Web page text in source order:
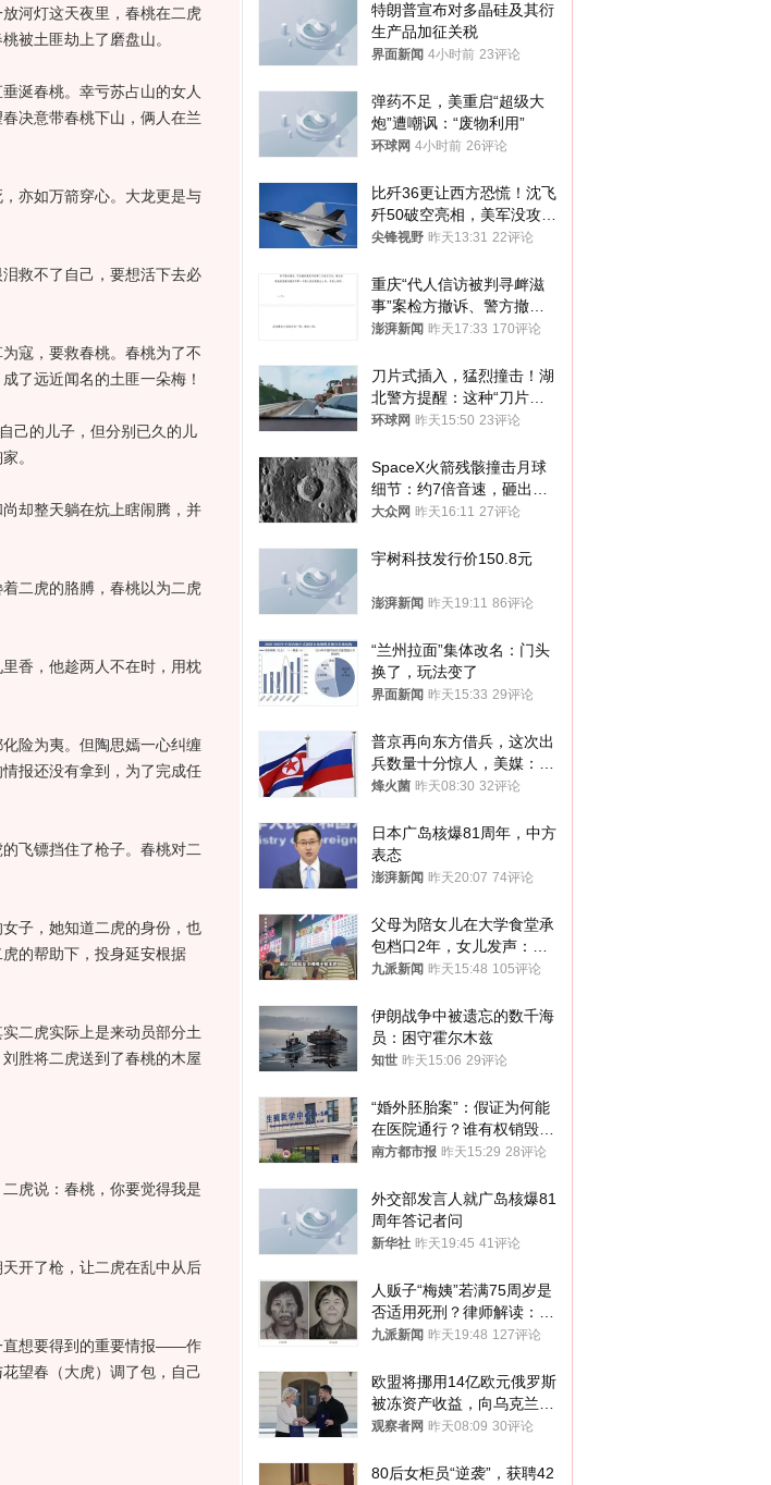
河灯这天夜里，春桃在二虎
被土匪劫上了磨盘山。
涎春桃。幸亏苏占山的女人
决意带春桃下山，俩人在兰
亦如万箭穿心。大龙更是与
救不了自己，要想活下去必
寇，要救春桃。春桃为了不
了远近闻名的土匪一朵梅！
己的儿子，但分别已久的儿
。
却整天躺在炕上瞎闹腾，并
二虎的胳膊，春桃以为二虎
香，他趁两人不在时，用枕
险为夷。但陶思嫣一心纠缠
报还没有拿到，为了完成任
飞镖挡住了枪子。春桃对二
子，她知道二虎的身份，也
的帮助下，投身延安根据
二虎实际上是来动员部分土
胜将二虎送到了春桃的木屋
虎说：春桃，你要觉得我是
开了枪，让二虎在乱中从后
想要得到的重要情报——作
望春（大虎）调了包，自己
特朗普宣布对多晶硅及其衍
生产品加征关税
界面新闻 4小时前 23评论
弹药不足，美重启“超级大
炮”遭嘲讽：“废物利用”
环球网 4小时前 26评论
比歼36更让西方恐慌！沈飞
歼50破空亮相，美军没攻克
的技术被拿下
尖锋视野 昨天13:31 22评论
重庆“代人信访被判寻衅滋
事”案检方撤诉、警方撤
案，两被告人获国赔
澎湃新闻 昨天17:33 170评论
刀片式插入，猛烈撞击！湖
北警方提醒：这种“刀片超
车”，太危险了
环球网 昨天15:50 23评论
SpaceX火箭残骸撞击月球
细节：约7倍音速，砸出直
径约30米撞击坑
大众网 昨天16:11 27评论
宇树科技发行价150.8元
澎湃新闻 昨天19:11 86评论
“兰州拉面”集体改名：门头
换了，玩法变了
界面新闻 昨天15:33 29评论
普京再向东方借兵，这次出
兵数量十分惊人，美媒：俄
朝要动真格？
烽火菌 昨天08:30 32评论
日本广岛核爆81周年，中方
表态
澎湃新闻 昨天20:07 74评论
父母为陪女儿在大学食堂承
包档口2年，女儿发声：初
衷是为了陪伴，毕业后将不
九派新闻 昨天15:48 105评论
伊朗战争中被遗忘的数千海
员：困守霍尔木兹
知世 昨天15:06 29评论
“婚外胚胎案”：假证为何能
在医院通行？谁有权销毁胚
胎？
南方都市报 昨天15:29 28评论
外交部发言人就广岛核爆81
周年答记者问
新华社 昨天19:45 41评论
人贩子“梅姨”若满75周岁是
否适用死刑？律师解读：很
大概率不会被判处死刑
九派新闻 昨天19:48 127评论
欧盟将挪用14亿欧元俄罗斯
被冻资产收益，向乌克兰提
供援助
观察者网 昨天08:09 30评论
80后女柜员“逆袭”，获聘42